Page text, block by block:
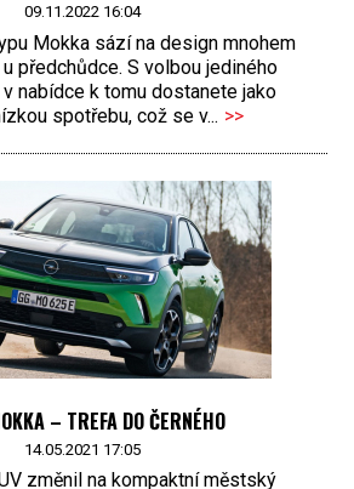
09.11.2022 16:04
Mokka sází na design mnohem
předchůdce. S volbou jediného
nabídce k tomu dostanete jako
spotřebu, což se v... >>
– TREFA DO ČERNÉHO
14.05.2021 17:05
změnil na kompaktní městský